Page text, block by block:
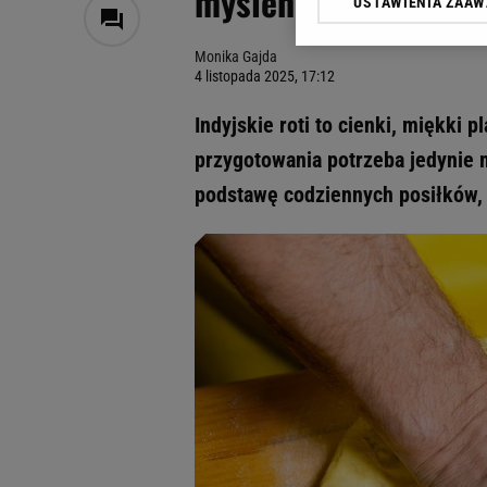
Monika Gajda
4 listopada 2025, 17:12
Indyjskie roti to cienki, miękki
przygotowania potrzeba jedynie
podstawę codziennych
Klikając „Akceptuję”
odnośnik „Ustawienia
My, nasi Zaufani
Użycie dokładnych
Przechowywanie